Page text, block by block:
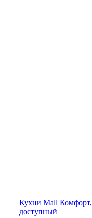
Кухни Mall Комфорт,
доступный